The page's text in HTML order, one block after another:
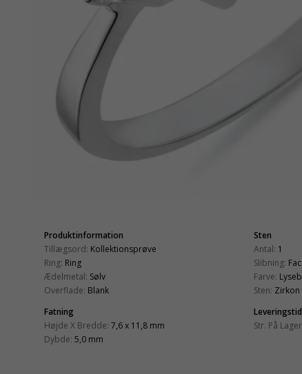
Produktinformation
Tillægsord: Kollektionsprøve
Ring: Ring
Ædelmetal: Sølv
Overflade: Blank
Sten
Antal: 1
Slibning:
Farve:
Sten: Zirkon
Fatning
Højde X Bredde: 7,6 x 11,8 mm
Dybde: 5,0 mm
Leveringstid
Str. På